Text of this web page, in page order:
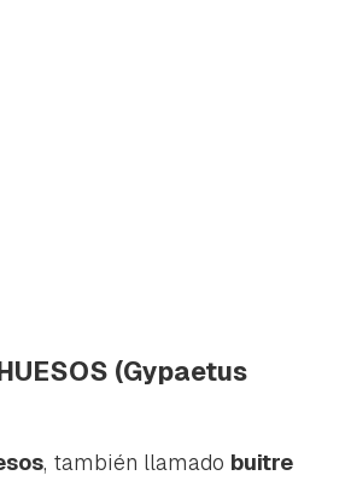
(Gypaetus
, también llamado buitre